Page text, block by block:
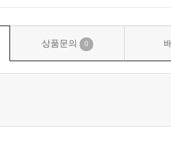
상품문의 0